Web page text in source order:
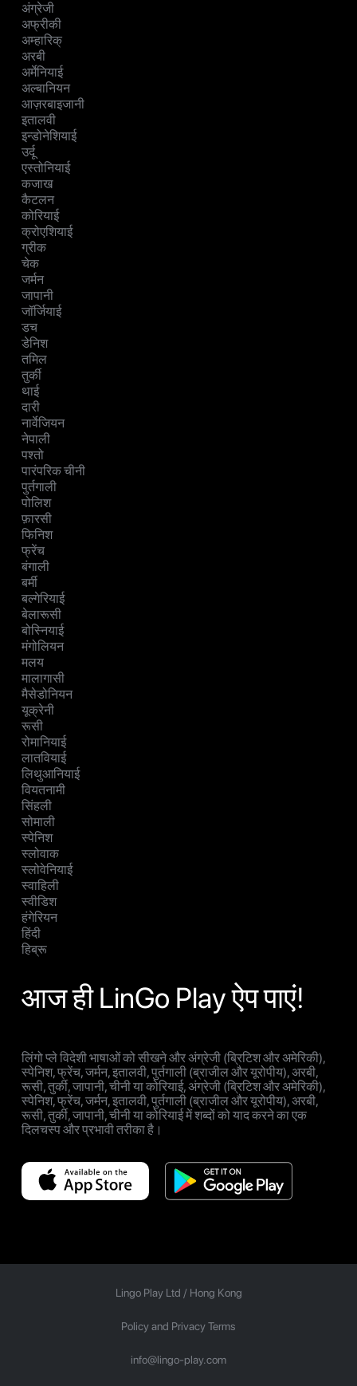
अंग्रेजी
अफ्रीकी
अम्हारिक्
अरबी
अर्मेनियाई
अल्बानियन
आज़रबाइजानी
इतालवी
इन्डोनेशियाई
उर्दू
एस्तोनियाई
कजाख
कैटलन
कोरियाई
क्रोएशियाई
ग्रीक
चेक
जर्मन
जापानी
जॉर्जियाई
डच
डेनिश
तमिल
तुर्की
थाई
दारी
नार्वेजियन
नेपाली
पश्तो
पारंपरिक चीनी
पुर्तगाली
पोलिश
फ़ारसी
फिनिश
फ्रेंच
बंगाली
बर्मी
बल्गेरियाई
बेलारूसी
बोस्नियाई
मंगोलियन
मलय
मालागासी
मैसेडोनियन
यूक्रेनी
रूसी
रोमानियाई
लातवियाई
लिथुआनियाई
वियतनामी
सिंहली
सोमाली
स्पेनिश
स्लोवाक
स्लोवेनियाई
स्वाहिली
स्वीडिश
हंगेरियन
हिंदी
हिब्रू
आज ही LinGo Play ऐप पाएं!
लिंगो प्ले विदेशी भाषाओं को सीखने और अंग्रेजी (ब्रिटिश और अमेरिकी),
स्पेनिश, फ्रेंच, जर्मन, इतालवी, पुर्तगाली (ब्राजील और यूरोपीय), अरबी,
रूसी, तुर्की, जापानी, चीनी या कोरियाई, अंग्रेजी (ब्रिटिश और अमेरिकी),
स्पेनिश, फ्रेंच, जर्मन, इतालवी, पुर्तगाली (ब्राजील और यूरोपीय), अरबी,
रूसी, तुर्की, जापानी, चीनी या कोरियाई में शब्दों को याद करने का एक
दिलचस्प और प्रभावी तरीका है।
Lingo Play Ltd / Hong Kong
Policy and Privacy Terms
info@lingo-play.com